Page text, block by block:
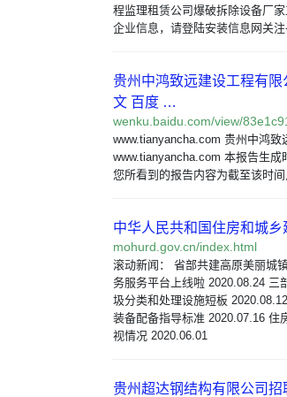
程监理租赁公司爆破拆除设备厂
企业信息，请登陆安装信息网关注
贵州中鸿致远建设工程有限
文 百度 …
wenku.baidu.com/view/
www.tianyancha.com 贵州中鸿
www.tianyancha.com 本报告生成
您所看到的报告内容为截至该时
中华人民共和国住房和城乡
mohurd.gov.cn/index.html
滚动新闻： 省部共建高原美丽城
务服务平台上线啦 2020.08.24 三
圾分类和处理设施短板
装备配备指导标准 2020.07.16 住
视情况 2020.06.01
贵州超达钢结构有限公司招